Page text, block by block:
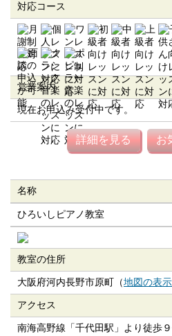
対応コース
営業案内
現在お申込み受付中です。
詳細を見る お
名称
ひろいしピアノ教室
教室の住所
大阪府河内長野市原町（地図の表
アクセス
南海高野線「千代田駅」より徒歩